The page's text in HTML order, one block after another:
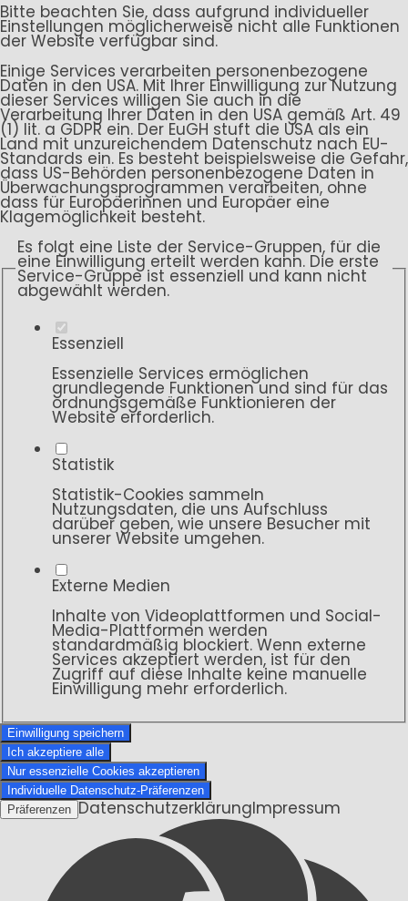
Bitte beachten Sie, dass aufgrund individueller
Einstellungen möglicherweise nicht alle Funktionen
der Website verfügbar sind.
Einige Services verarbeiten personenbezogene
Daten in den USA. Mit Ihrer Einwilligung zur Nutzung
dieser Services willigen Sie auch in die
Verarbeitung Ihrer Daten in den USA gemäß Art. 49
(1) lit. a GDPR ein. Der EuGH stuft die USA als ein
Land mit unzureichendem Datenschutz nach EU-
Standards ein. Es besteht beispielsweise die Gefahr,
dass US-Behörden personenbezogene Daten in
Überwachungsprogrammen verarbeiten, ohne
dass für Europäerinnen und Europäer eine
Klagemöglichkeit besteht.
Es folgt eine Liste der Service-Gruppen, für die
eine Einwilligung erteilt werden kann. Die erste
Service-Gruppe ist essenziell und kann nicht
abgewählt werden.
Essenziell
Essenzielle Services ermöglichen
grundlegende Funktionen und sind für das
ordnungsgemäße Funktionieren der
Website erforderlich.
Statistik
Statistik-Cookies sammeln
Nutzungsdaten, die uns Aufschluss
darüber geben, wie unsere Besucher mit
unserer Website umgehen.
Externe Medien
Inhalte von Videoplattformen und Social-
Media-Plattformen werden
standardmäßig blockiert. Wenn externe
Services akzeptiert werden, ist für den
Zugriff auf diese Inhalte keine manuelle
Einwilligung mehr erforderlich.
Einwilligung speichern
Ich akzeptiere alle
Nur essenzielle Cookies akzeptieren
Individuelle Datenschutz-Präferenzen
Präferenzen DatenschutzerklärungImpressum